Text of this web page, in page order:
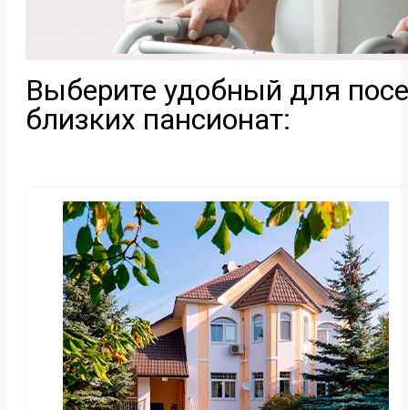
Выберите удобный для
близких пансионат: